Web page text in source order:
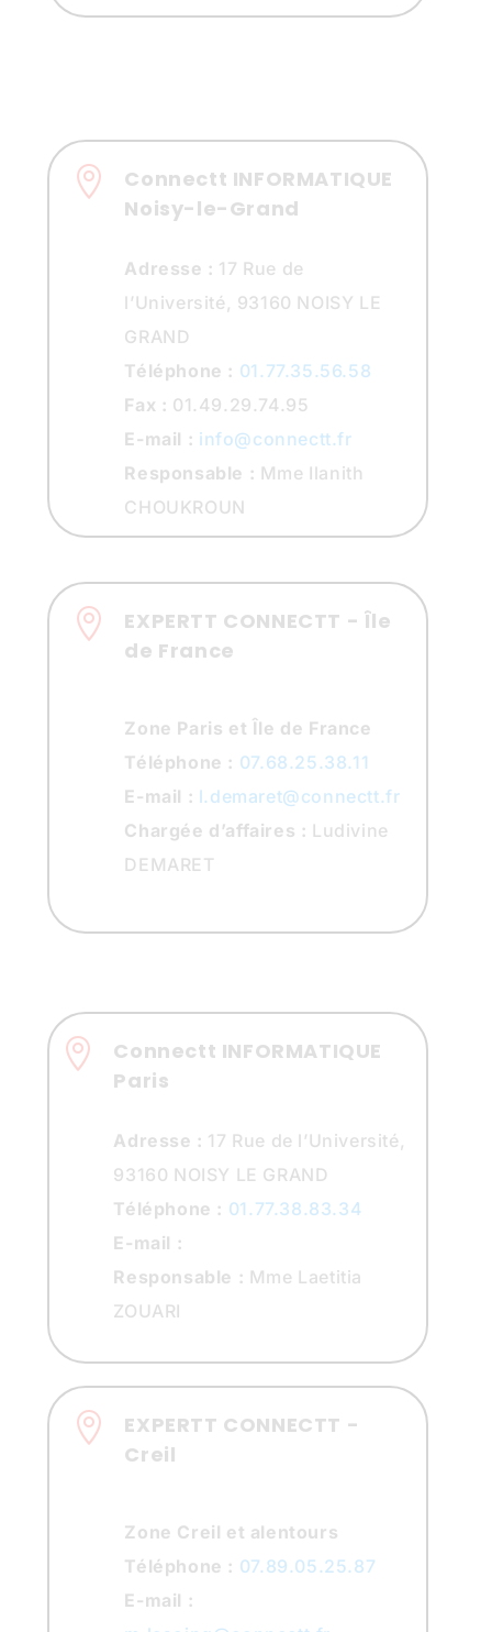

Connectt INFORMATIQUE
Noisy-le-Grand
Adresse : 17 Rue de
l’Université, 93160 NOISY LE
GRAND
Téléphone : 01.77.35.56.58
Fax : 01.49.29.74.95
E-mail : info@connectt.fr
Responsable : Mme Ilanith
CHOUKROUN

EXPERTT CONNECTT - Île
de France
Zone Paris et Île de France
Téléphone : 07.68.25.38.11
E-mail : l.demaret@connectt.fr
Chargée d’affaires : Ludivine
DEMARET

Connectt INFORMATIQUE
Paris
Adresse : 17 Rue de l’Université,
93160 NOISY LE GRAND
Téléphone : 01.77.38.83.34
E-mail :
Responsable : Mme Laetitia
ZOUARI

EXPERTT CONNECTT -
Creil
Zone Creil et alentours
Téléphone : 07.89.05.25.87
E-mail :